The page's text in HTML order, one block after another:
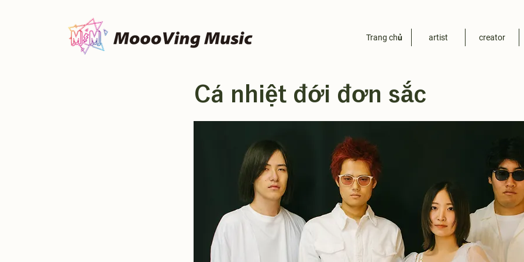
Trang chủ artist creator
Cá nhiệt đới đơn sắc